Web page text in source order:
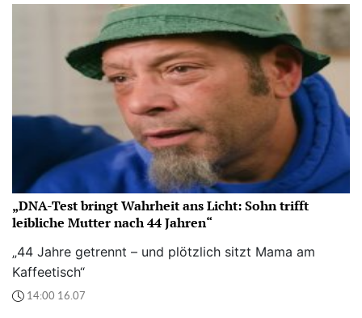
„DNA-Test bringt Wahrheit ans Licht: Sohn trifft
leibliche Mutter nach 44 Jahren“
„44 Jahre getrennt – und plötzlich sitzt Mama am
Kaffeetisch“
14:00 16.07